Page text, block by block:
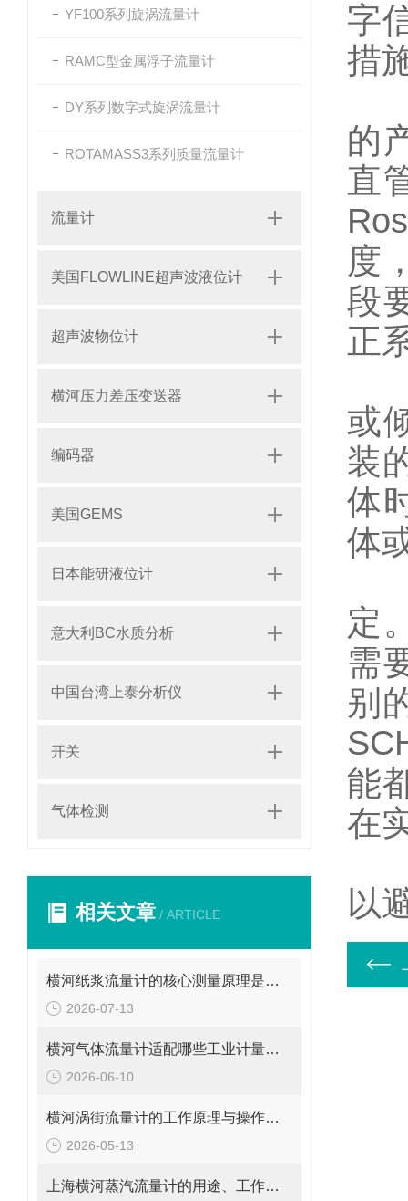
YF100系列旋涡流量计
RAMC型金属浮子流量计
DY系列数字式旋涡流量计
ROTAMASS3系列质量流量计
流量计
美国FLOWLINE超声波液位计
超声波物位计
横河压力差压变送器
编码器
美国GEMS
日本能研液位计
意大利BC水质分析
中国台湾上泰分析仪
开关
气体检测
相关文章 / ARTICLE
横河纸浆流量计的核心测量原理是什么？
2026-07-13
横河气体流量计适配哪些工业计量场景？
2026-06-10
横河涡街流量计的工作原理与操作要点是什么？
2026-05-13
上海横河蒸汽流量计的用途、工作原理与使用注意事项
字
措
的
直
度
段
正
或
装
体
体
定
需
别
能
在
以